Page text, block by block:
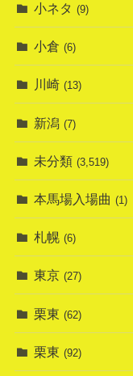
小ネタ (9)
小倉 (6)
川崎 (13)
新潟 (7)
未分類 (3,519)
本馬場入場曲 (1)
札幌 (6)
東京 (27)
栗東 (62)
栗東 (92)